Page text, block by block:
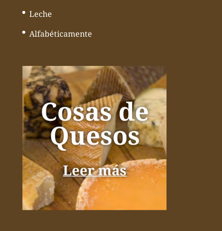
Leche
Alfabéticamente